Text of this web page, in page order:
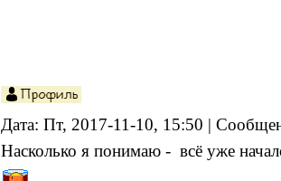
Дата: Пт, 2017-11-10, 15:50 |
Насколько я понимаю - всё уже